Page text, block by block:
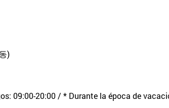
)
09:00-20:00 / * Durante la época de